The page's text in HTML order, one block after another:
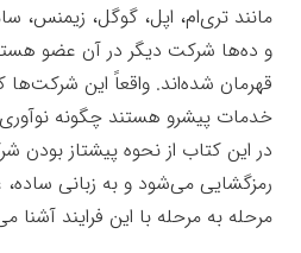
مانند تری‌ام، اپل، گوگل، زیمنس،
و ده‌ها شرکت دیگر در آن عضو
قهرمان شده‌اند. واقعاً این
خدمات پیشرو هستند چگونه
در این کتاب از نحوه پیشتاز بودن
رمزگشایی می‌شود و به زبانی ساده،
مرحله به مرحله با این فرایند آشنا